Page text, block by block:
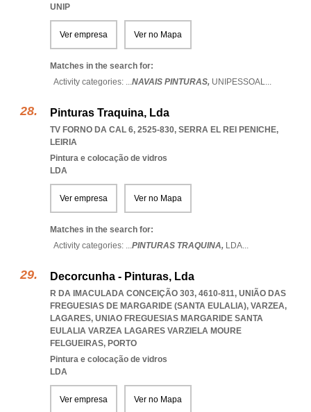
UNIP
Ver empresa Ver no Mapa
Matches in the search for:
Activity categories: ...NAVAIS PINTURAS, UNIPESSOAL...
Pinturas Traquina, Lda
TV FORNO DA CAL 6, 2525-830, SERRA EL REI PENICHE,
LEIRIA
Pintura e colocação de vidros
LDA
Ver empresa Ver no Mapa
Matches in the search for:
Activity categories: ...PINTURAS TRAQUINA, LDA...
Decorcunha - Pinturas, Lda
R DA IMACULADA CONCEIÇÃO 303, 4610-811, UNIÃO DAS
FREGUESIAS DE MARGARIDE (SANTA EULALIA), VARZEA,
LAGARES, UNIAO FREGUESIAS MARGARIDE SANTA
EULALIA VARZEA LAGARES VARZIELA MOURE
FELGUEIRAS, PORTO
Pintura e colocação de vidros
LDA
Ver empresa Ver no Mapa